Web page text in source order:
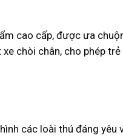
cao cấp, được ưa
chòi chân, cho phép
các loài thú đáng